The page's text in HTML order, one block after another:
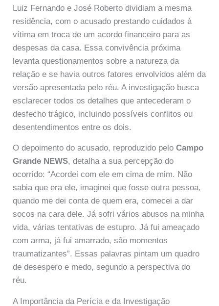
Luiz Fernando e José Roberto dividiam a mesma
residência, com o acusado prestando cuidados à
vítima em troca de um acordo financeiro para as
despesas da casa. Essa convivência próxima
levanta questionamentos sobre a natureza da
relação e se havia outros fatores envolvidos além da
versão apresentada pelo réu. A investigação busca
esclarecer todos os detalhes que antecederam o
desfecho trágico, incluindo possíveis conflitos ou
desentendimentos entre os dois.
O depoimento do acusado, reproduzido peloCampo
Grande NEWS, detalha a sua percepção do
ocorrido: “Acordei com ele em cima de mim. Não
sabia que era ele, imaginei que fosse outra pessoa,
quando me dei conta de quem era, comecei a dar
socos na cara dele. Já sofri vários abusos na minha
vida, várias tentativas de estupro. Já fui ameaçado
com arma, já fui amarrado, são momentos
traumatizantes”. Essas palavras pintam um quadro
de desespero e medo, segundo a perspectiva do
réu.
A Importância da Perícia e da Investigação